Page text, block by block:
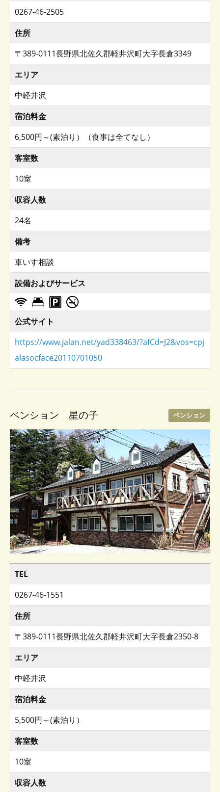
0267-46-2505
住所
〒389-0111長野県北佐久郡軽井沢町大字長倉3349
エリア
中軽井沢
宿泊料金
6,500円～(素泊り）（食事は全てなし）
客室数
10室
収容人数
24名
備考
車いす相談
設備およびサービス
公式サイト
https://www.jalan.net/yad338463/?afCd=J2&vos=cpj
alasocface20110701050
ペンション 星の子 ペンション
TEL
0267-46-1551
住所
〒389-0111長野県北佐久郡軽井沢町大字長倉2350-8
エリア
中軽井沢
宿泊料金
5,500円～(素泊り）
客室数
10室
収容人数